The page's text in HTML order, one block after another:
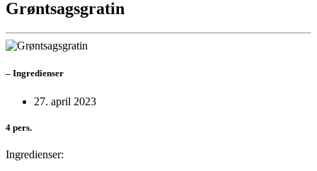
Grøntsagsgratin
– Ingredienser
27. april 2023
4 pers.
Ingredienser: